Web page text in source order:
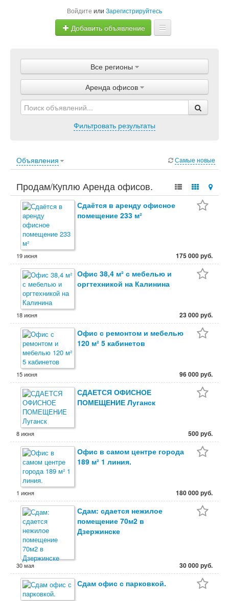
Войдите или Зарегистрируйтесь
Добавить объявление
Объявления
Магазины
Услуги
Все регионы
Аренда офисов
Фильтровать результаты
Объявления Самые новые
Продам/Куплю Аренда офисов.
Недвижимость, Коммерческая
недвижимость, Аренда помещений, Аренда
офисов.
Сдаётся в аренду офисное
помещение 233 м²
19 июня 175 000 руб.
Офис 38,4 м² с мебелью и
оргтехникой на Калинина
18 июня 23 000 руб.
Офис с ремонтом и мебелью
120 м² 5 кабинетов
15 июня 96 000 руб.
СДАЕТСЯ ОФИСНОЕ
ПОМЕЩЕНИЕ Луганск
8 июня 500 руб.
Офис в самом центре города
189 м² 1 линия.
1 июня 180 000 руб.
Сдам: сдается нежилое
помещение 70м2 в
Дзержинске
30 мая 30 000 руб.
Сдам офис с парковкой.